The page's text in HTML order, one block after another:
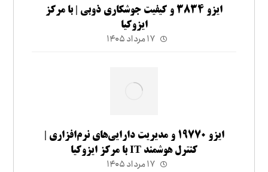
ایزو ۳۸۳۴ و کیفیت جوشکاری ذوبی | با مرکز
ایزوکیا
۱۷ مرداد ۱۴۰۵
ایزو ۱۹۷۷۰ و مدیریت دارایی‌های نرم‌افزاری |
کنترل هوشمند IT با مرکز ایزوکیا
۱۷ مرداد ۱۴۰۵